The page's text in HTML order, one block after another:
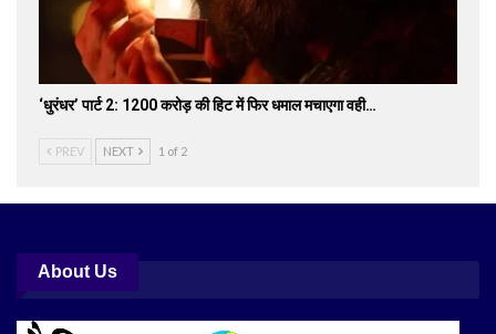
‘धुरंधर’ पार्ट 2: 1200 करोड़ की हिट में फिर धमाल मचाएगा वही…
PREV NEXT 1 of 2
About Us